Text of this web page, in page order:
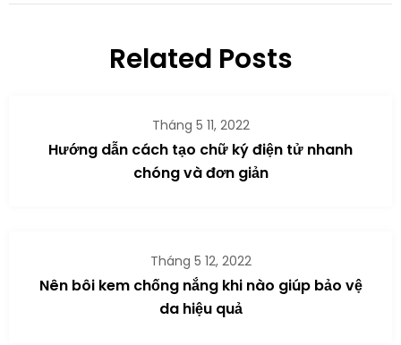
Related Posts
Tháng 5 11, 2022
Hướng dẫn cách tạo chữ ký điện tử nhanh
chóng và đơn giản
Tháng 5 12, 2022
Nên bôi kem chống nắng khi nào giúp bảo vệ
da hiệu quả